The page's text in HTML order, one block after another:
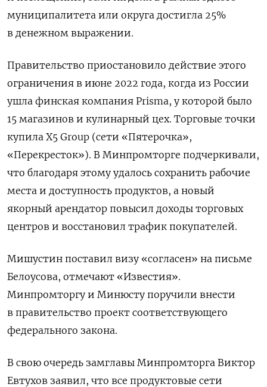
муниципалитета или округа достигла 25%
в денежном выражении.
Правительство приостановило действие этого
ограничения в июне 2022 года, когда из России
ушла финская компания Prisma, у которой было
15 магазинов и кулинарный цех. Торговые точки
купила X5 Group (сети «Пятерочка»,
«Перекресток»). В Минпромторге подчеркивали,
что благодаря этому удалось сохранить рабочие
места и доступность продуктов, а новый
якорный арендатор повысил доходы торговых
центров и восстановил трафик покупателей.
Мишустин поставил визу «согласен» на письме
Белоусова, отмечают «Известия».
Минпромторгу и Минюсту поручили внести
в правительство проект соответствующего
федерального закона.
В свою очередь замглавы Минпромторга Виктор
Евтухов заявил, что все продуктовые сети